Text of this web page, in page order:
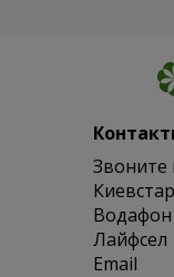
Звоните
Киевстар
Водафон
Лайфсел
Email